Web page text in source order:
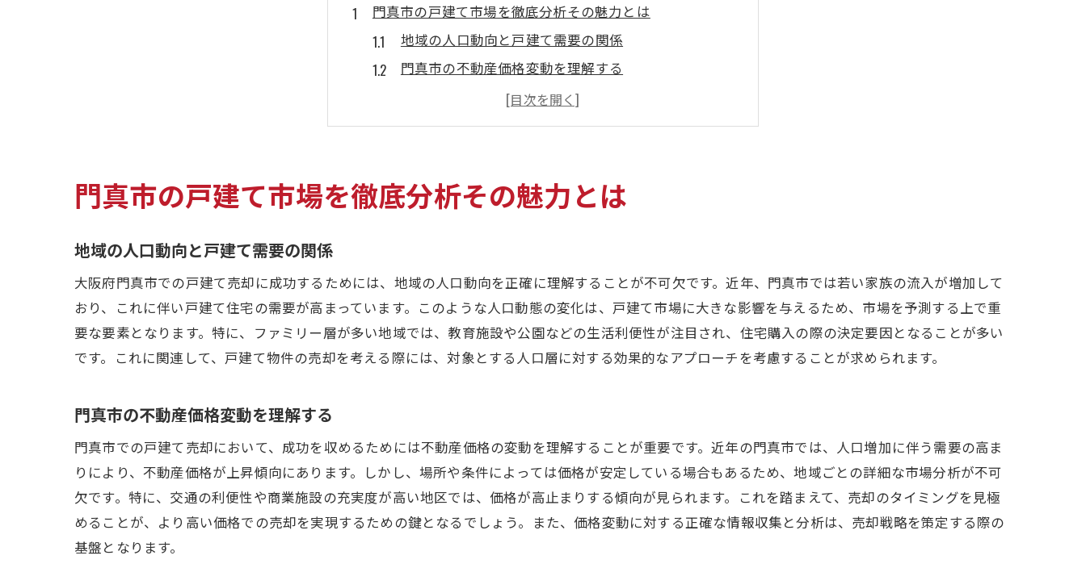
門真市の戸建て市場を徹底分析その魅力とは
地域の人口動向と戸建て需要の関係
門真市の不動産価格変動を理解する
戸建て物件の魅力を引き立てる地域特性
市場ニーズに合った戸建ての特徴とは
地域の魅力が戸建て価格に与える影響
地域特性を活かして戸建ての価値を最大化する戦略
地域ならではの販売促進方法を考える
戸建ての価値を引き上げるためのリノベーション
ターゲットバイヤーに合わせたマーケティング戦略
プロが勧める価格設定のテクニック
門真市の売却市場を熟知した交渉術
成功する売却のためのタイミング判断
門真市の戸建て市場を徹底分析その魅力とは
地域の人口動向と戸建て需要の関係
大阪府門真市での戸建て売却に成功するためには、地域の人口動向を正確に理解することが不可欠です。近年、門真市では若い家族の流入が増加して
おり、これに伴い戸建て住宅の需要が高まっています。このような人口動態の変化は、戸建て市場に大きな影響を与えるため、市場を予測する上で重
要な要素となります。特に、ファミリー層が多い地域では、教育施設や公園などの生活利便性が注目され、住宅購入の際の決定要因となることが多い
です。これに関連して、戸建て物件の売却を考える際には、対象とする人口層に対する効果的なアプローチを考慮することが求められます。
門真市の不動産価格変動を理解する
門真市での戸建て売却において、成功を収めるためには不動産価格の変動を理解することが重要です。近年の門真市では、人口増加に伴う需要の高ま
りにより、不動産価格が上昇傾向にあります。しかし、場所や条件によっては価格が安定している場合もあるため、地域ごとの詳細な市場分析が不可
欠です。特に、交通の利便性や商業施設の充実度が高い地区では、価格が高止まりする傾向が見られます。これを踏まえて、売却のタイミングを見極
めることが、より高い価格での売却を実現するための鍵となるでしょう。また、価格変動に対する正確な情報収集と分析は、売却戦略を策定する際の
基盤となります。